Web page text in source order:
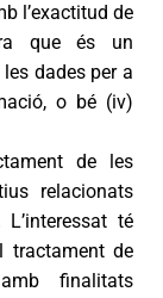
l’exactitud de
que és un
dades per a
o bé (iv)
de les
relacionats
té
tractament de
finalitats